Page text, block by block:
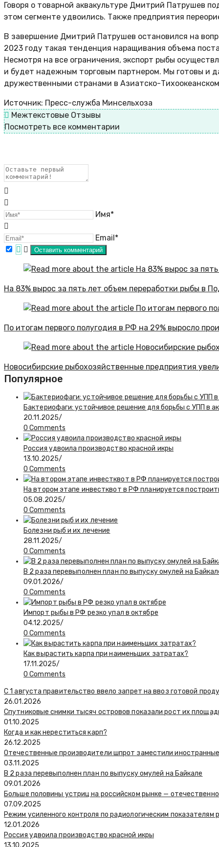
Говоря о товарной аквакультуре Дмитрий Патрушев
этом сегменте удвоились. Также предприятия
В завершение Дмитрий Патрушев остановился на
2023 году такая тенденция наращивания объема
Несмотря на все ограничения, экспорт рыбы
и будет надежным торговым партнером. Мы готовы и
дружественными странами в Азиатско-
Источник: Пресс-служба Минсельхоза
Межтекстовые Отзывы
Посмотреть все комментарии
Имя*
Email*
На 83% вырос за пять лет объем переработки рыбы в
По итогам первого полугодия в РФ на 29% выросло
Новосибирские рыбохозяйственные предприятия
Популярное
Бактериофаги: устойчивое решение для борьбы с УПП в
20.11.2025/
0 Comments
Россия удвоила производство красной икры
13.10.2025/
0 Comments
На втором этапе инвестквот в РФ планируется
05.08.2025/
0 Comments
Болезни рыб и их лечение
28.11.2025/
0 Comments
В 2 раза перевыполнен план по выпуску омулей на
09.01.2026/
0 Comments
Импорт рыбы в РФ резко упал в октябре
04.12.2025/
0 Comments
Как вырастить карпа при наименьших затратах?
17.11.2025/
0 Comments
С 1 августа правительство ввело запрет на ввоз готовой
26.01.2026
Спутниковые снимки тысяч островов показали рост их
01.10.2025
Когда и как нереститься карп?
26.12.2025
Отечественные производители шпрот заместили
03.11.2025
В 2 раза перевыполнен план по выпуску омулей на Байкале
09.01.2026
Больше половины устриц на российском рынке —
07.09.2025
Режим усиленного контроля по радиологическим
12.01.2026
Россия удвоила производство красной икры